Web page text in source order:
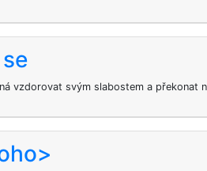
vzdorovat svým slabostem a překonat